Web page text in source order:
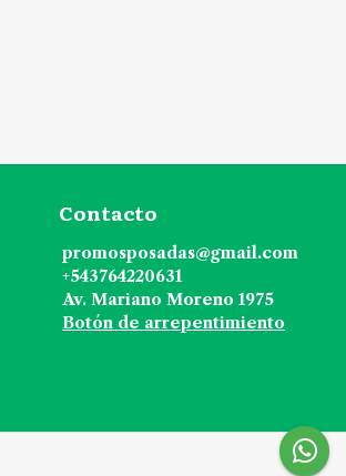
Contacto
promosposadas@gmail.com
+543764220631
Av. Mariano Moreno 1975
Botón de arrepentimiento